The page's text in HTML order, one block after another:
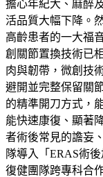
擔心年紀大、麻醉
活品質大幅下降。
高齡患者的一大福
創關節置換技術已
肉與韌帶，微創技
避開並完整保留關
的精準開刀方式，
能快速康復、顯著
者術後常見的譫妄
隊導入「ERAS術
復健團隊跨專科合